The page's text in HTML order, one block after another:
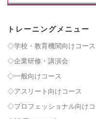
トレーニングメニュー
◇学校・教育機関向けコース
◇企業研修・講演会
◇一般向けコース
◇アスリート向けコース
◇プロフェッショナル向け